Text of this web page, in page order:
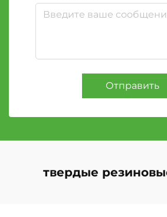
Отправить
твердые